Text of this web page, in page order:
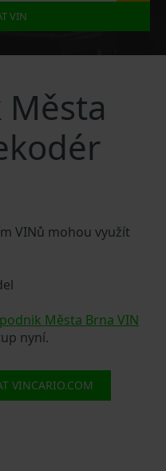
VIN
VINů mohou využít
Města Brna VIN
nyní.
VINCARIO.COM